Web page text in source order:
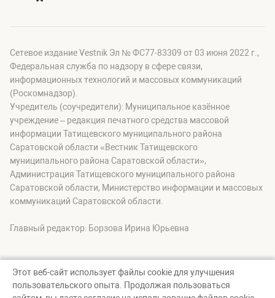
Сетевое издание Vestnik Эл № ФС77-83309 от 03 июня 2022 г.,
Федеральная служба по надзору в сфере связи,
информационных технологий и массовых коммуникаций
(Роскомнадзор).
Учредитель (соучредители): Муниципальное казённое
учреждение – редакция печатного средства массовой
информации Татищевского муниципального района
Саратовской области «Вестник Татищевского
муниципального района Саратовской области»,
Администрация Татищевского муниципального района
Саратовской области, Министерство информации и массовых
коммуникаций Саратовской области.
Главный редактор: Борзова Ирина Юрьевна
© Вестник Татищевского муниципального района, 2026
Этот веб-сайт использует файлы cookie для улучшения
пользовательского опыта. Продолжая пользоваться